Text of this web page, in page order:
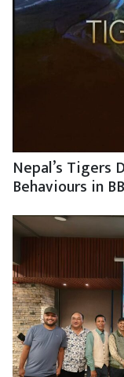
Nepal’s Tigers
Behaviours in